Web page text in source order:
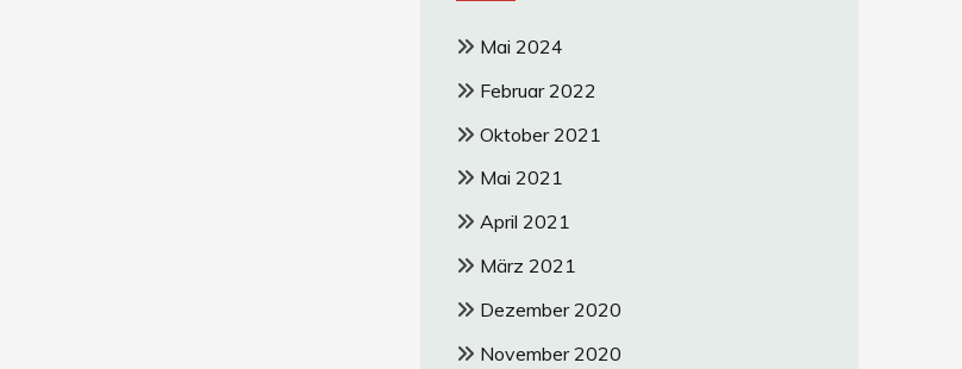
Mai 2024
Februar 2022
Oktober 2021
Mai 2021
April 2021
März 2021
Dezember 2020
November 2020